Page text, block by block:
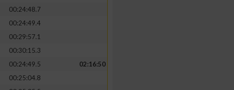
00:24:48.7
00:24:49.4
00:29:57.1
00:30:15.3
00:24:49.5
02:16:50
00:25:04.8